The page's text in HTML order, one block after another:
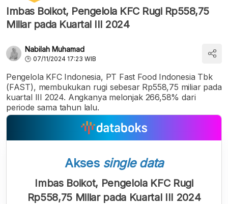
Imbas Boikot, Pengelola KFC Rugi Rp558,75
Miliar pada Kuartal III 2024
Nabilah Muhamad
07/11/2024 17:23 WIB
Pengelola KFC Indonesia, PT Fast Food Indonesia Tbk
(FAST), membukukan rugi sebesar Rp558,75 miliar pada
kuartal III 2024. Angkanya melonjak 266,58% dari
periode sama tahun lalu.
Akses single data
Imbas Boikot, Pengelola KFC Rugi
Rp558,75 Miliar pada Kuartal III 2024